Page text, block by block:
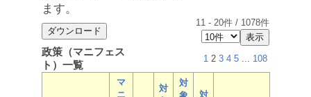
ます。
11 - 20件 / 1078件
政策（マニフェス
ト）一覧
1 2 3 4 5 ... 108
マ
ニ
対
対
対